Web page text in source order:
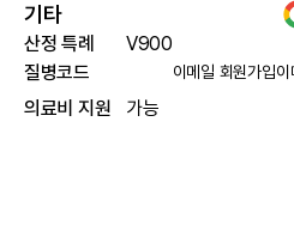
기타
산정 특례
질병코드
V900
의료비 지원 가능
이메일 회원가입